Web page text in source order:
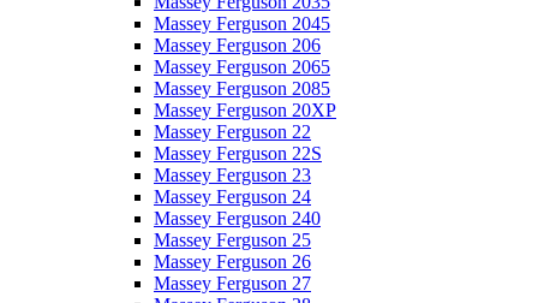
Massey Ferguson 2045
Massey Ferguson 206
Massey Ferguson 2065
Massey Ferguson 2085
Massey Ferguson 20XP
Massey Ferguson 22
Massey Ferguson 22S
Massey Ferguson 23
Massey Ferguson 24
Massey Ferguson 240
Massey Ferguson 25
Massey Ferguson 26
Massey Ferguson 27